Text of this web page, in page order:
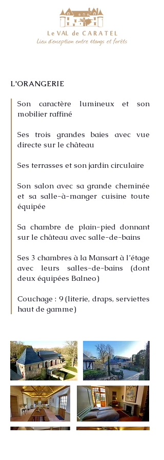
L'ORANGERIE
Son caractère lumineux et son
mobilier raffiné
Ses trois grandes baies avec vue
directe sur le château
Ses terrasses et son jardin circulaire
Son salon avec sa grande cheminée
et sa salle-à-manger cuisine toute
équipée
Sa chambre de plain-pied donnant
sur le château avec salle-de-bains
Ses 3 chambres à la Mansart à l’étage
avec leurs salles-de-bains (dont
deux équipées Balneo)
Couchage : 9 (literie, draps, serviettes
haut de gamme)